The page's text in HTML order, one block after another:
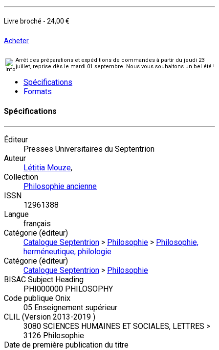
Livre broché - 24,00 €
Acheter
Arrêt des préparations et expéditions de commandes à partir du jeudi 23
juillet, reprise dès le mardi 01 septembre. Nous vous souhaitons un bel été !
Spécifications
Formats
Spécifications
Éditeur
Presses Universitaires du Septentrion
Auteur
Létitia Mouze,
Collection
Philosophie ancienne
ISSN
12961388
Langue
français
Catégorie (éditeur)
Catalogue Septentrion > Philosophie > Philosophie,
herméneutique, philologie
Catégorie (éditeur)
Catalogue Septentrion > Philosophie
BISAC Subject Heading
PHI000000 PHILOSOPHY
Code publique Onix
05 Enseignement supérieur
CLIL (Version 2013-2019 )
3080 SCIENCES HUMAINES ET SOCIALES, LETTRES >
3126 Philosophie
Date de première publication du titre